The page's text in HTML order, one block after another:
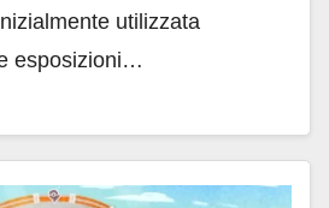
utilizzata
esposizioni…